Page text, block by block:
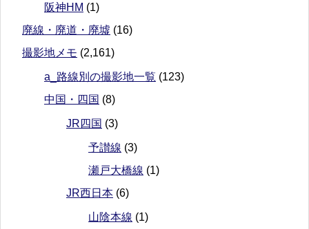
阪神HM (1)
廃線・廃道・廃墟 (16)
撮影地メモ (2,161)
a_路線別の撮影地一覧 (123)
中国・四国 (8)
JR四国 (3)
予讃線 (3)
瀬戸大橋線 (1)
JR西日本 (6)
山陰本線 (1)